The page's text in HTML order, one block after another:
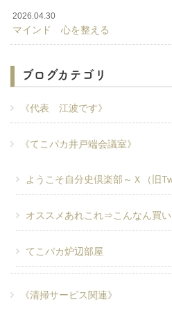
2026.04.30
マインド 心を整える
ブログカテゴリ
《代表 江波です》
《てこパカ井戸端会議室》
ようこそ自分史倶楽部～Ｘ（旧
オススメあれこれ⇒こんなん買
てこパカ炉辺部屋
《清掃サービス関連》